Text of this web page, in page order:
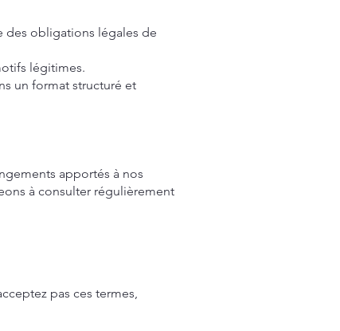
des obligations légales de
légitimes.
un format structuré et
apportés à nos
à consulter régulièrement
pas ces termes,